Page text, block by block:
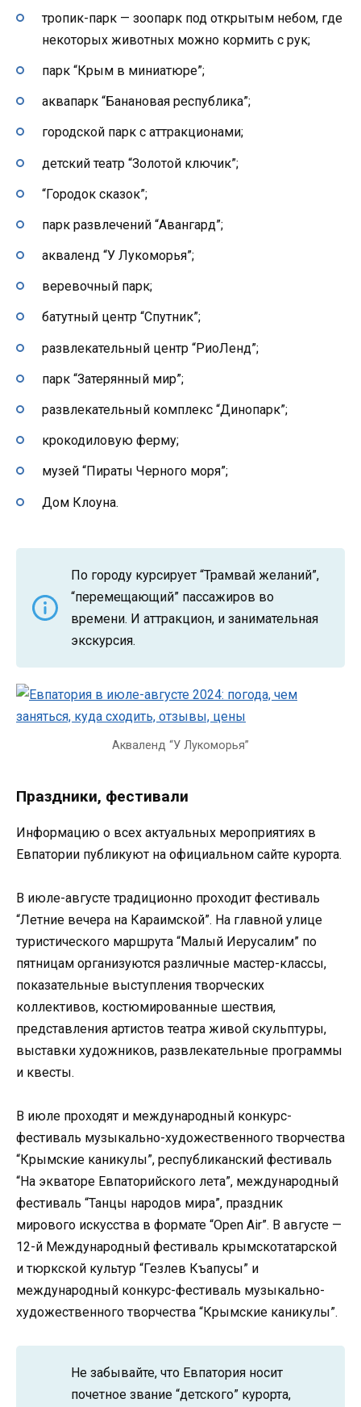
тропик-парк — зоопарк под открытым небом, где
некоторых животных можно кормить с рук;
парк “Крым в миниатюре”;
аквапарк “Банановая республика”;
городской парк с аттракционами;
детский театр “Золотой ключик”;
“Городок сказок”;
парк развлечений “Авангард”;
акваленд “У Лукоморья”;
веревочный парк;
батутный центр “Спутник”;
развлекательный центр “РиоЛенд”;
парк “Затерянный мир”;
развлекательный комплекс “Динопарк”;
крокодиловую ферму;
музей “Пираты Черного моря”;
Дом Клоуна.
По городу курсирует “Трамвай желаний”,
“перемещающий” пассажиров во
времени. И аттракцион, и занимательная
экскурсия.
Акваленд “У Лукоморья”
Праздники, фестивали
Информацию о всех актуальных мероприятиях в
Евпатории публикуют на официальном сайте курорта.
В июле-августе традиционно проходит фестиваль
“Летние вечера на Караимской”. На главной улице
туристического маршрута “Малый Иерусалим” по
пятницам организуются различные мастер-классы,
показательные выступления творческих
коллективов, костюмированные шествия,
представления артистов театра живой скульптуры,
выставки художников, развлекательные программы
и квесты.
В июле проходят и международный конкурс-
фестиваль музыкально-художественного творчества
“Крымские каникулы”, республиканский фестиваль
“На экваторе Евпаторийского лета”, международный
фестиваль “Танцы народов мира”, праздник
мирового искусства в формате “Open Air”. В августе —
12-й Международный фестиваль крымскотатарской
и тюркской культур “Гезлев Къапусы” и
международный конкурс-фестиваль музыкально-
художественного творчества “Крымские каникулы”.
Не забывайте, что Евпатория носит
почетное звание “детского” курорта,